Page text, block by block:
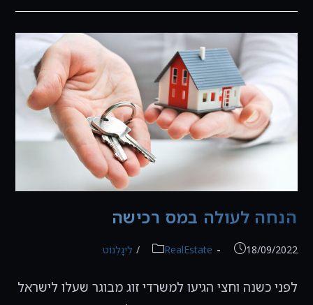
אפשריים
בבחירתם
הנחה לעולה במס רכישה
פורסם:
18/09/2022 קטגוריה:
RealEstate
/ לִיגָלְנוֹט
לפני כשנה וחצי הגיעו למשרדי זוג מבוגר שעלו לישראל